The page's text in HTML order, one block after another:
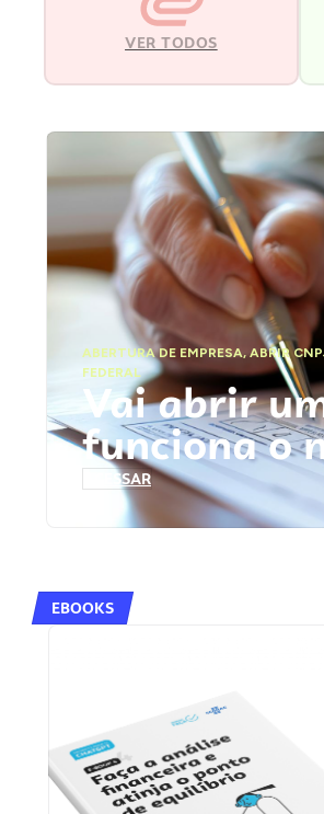
VER TODOS
ABERTURA DE EMPRESA,ABRIR
FEDERAL
Vai abrir
funciona o
ACESSAR
EBOOKS